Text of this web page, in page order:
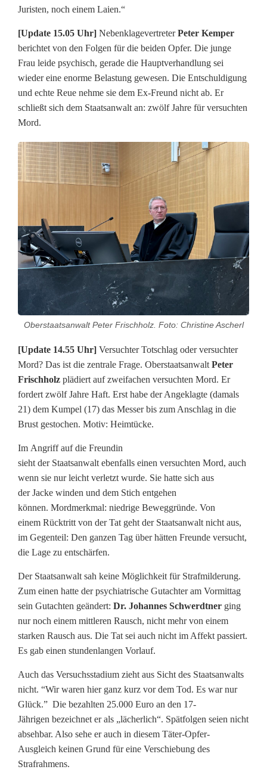
Juristen, noch einem Laien.“
[Update 15.05 Uhr] NebenklagevertreterPeter Kemper
berichtet von den Folgen für die beiden Opfer. Die junge
Frau leide psychisch, gerade die Hauptverhandlung sei
wieder eine enorme Belastung gewesen. Die Entschuldigung
und echte Reue nehme sie dem Ex-Freund nicht ab. Er
schließt sich dem Staatsanwalt an: zwölf Jahre für versuchten
Mord.
Oberstaatsanwalt Peter Frischholz. Foto: Christine Ascherl
[Update 14.55 Uhr] Versuchter Totschlag oder versuchter
Mord? Das ist die zentrale Frage. Oberstaatsanwalt Peter
Frischholz plädiert auf zweifachen versuchten Mord. Er
fordert zwölf Jahre Haft. Erst habe der Angeklagte (damals
21) dem Kumpel (17) das Messer bis zum Anschlag in die
Brust gestochen. Motiv: Heimtücke.
Im Angriff auf die Freundin
sieht der Staatsanwalt ebenfalls einen versuchten Mord, auch
wenn sie nur leicht verletzt wurde. Sie hatte sich aus
der Jacke winden und dem Stich entgehen
können. Mordmerkmal: niedrige Beweggründe. Von
einem Rücktritt von der Tat geht der Staatsanwalt nicht aus,
im Gegenteil: Den ganzen Tag über hätten Freunde versucht,
die Lage zu entschärfen.
Der Staatsanwalt sah keine Möglichkeit für Strafmilderung.
Zum einen hatte der psychiatrische Gutachter am Vormittag
sein Gutachten geändert: Dr. Johannes Schwerdtner ging
nur noch einem mittleren Rausch, nicht mehr von einem
starken Rausch aus. Die Tat sei auch nicht im Affekt passiert.
Es gab einen stundenlangen Vorlauf.
Auch das Versuchsstadium zieht aus Sicht des Staatsanwalts
nicht. “Wir waren hier ganz kurz vor dem Tod. Es war nur
Glück.” Die bezahlten 25.000 Euro an den 17-
Jährigen bezeichnet er als „lächerlich“. Spätfolgen seien nicht
absehbar. Also sehe er auch in diesem Täter-Opfer-
Ausgleich keinen Grund für eine Verschiebung des
Strafrahmens.